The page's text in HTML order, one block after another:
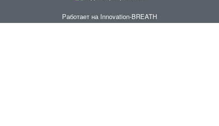
Работает на Innovation-BREATH